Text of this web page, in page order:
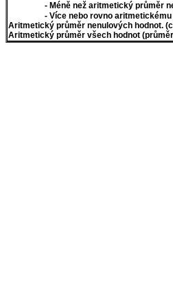
- Méně než aritmetický průměr
- Více nebo rovno
Aritmetický průměr nenulových hodnot.
Aritmetický průměr všech hodnot